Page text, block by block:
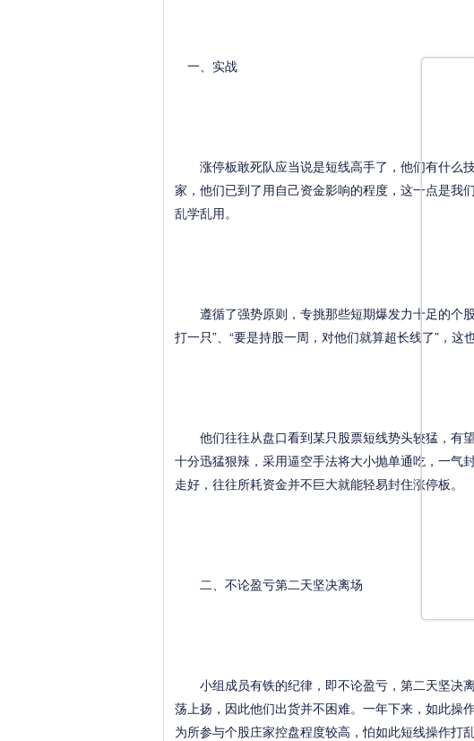
一、实战
涨停板敢死队应当说是短线高手了，他们有什么
家，他们已到了用自己资金影响的程度，这一点是我
乱学乱用。
遵循了强势原则，专挑那些短期爆发力十足的个股
打一只”、“要是持股一周，对他们就算超长线了”，这
他们往往从盘口看到某只股票短线势头较猛，有
十分迅猛狠辣，采用逼空手法将大小抛单通吃，一气
走好，往往所耗资金并不巨大就能轻易封住涨停板。
二、不论盈亏第二天坚决离场
小组成员有铁的纪律，即不论盈亏，第二天坚决
荡上扬，因此他们出货并不困难。一年下来，如此操
为所参与个股庄家控盘程度较高，怕如此短线操作打